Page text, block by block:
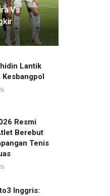
Vs
Lantik
Kesbangpol
Resmi
Berebut
Tenis
Inggris: